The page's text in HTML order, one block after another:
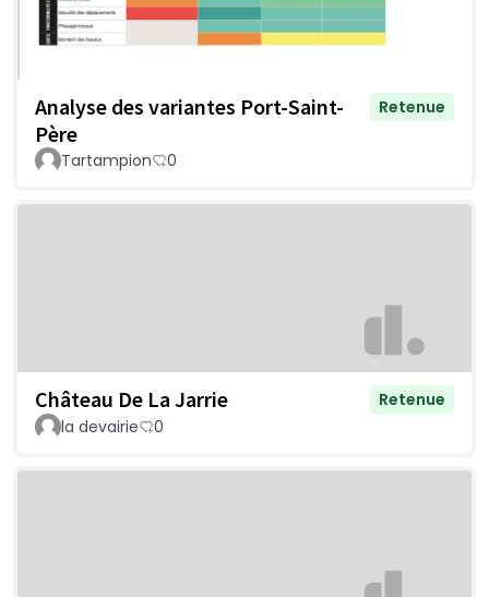
Analyse des variantes Port-Saint-
Père
Retenue
Tartampion 0
Château De La Jarrie
Retenue
la devairie
0